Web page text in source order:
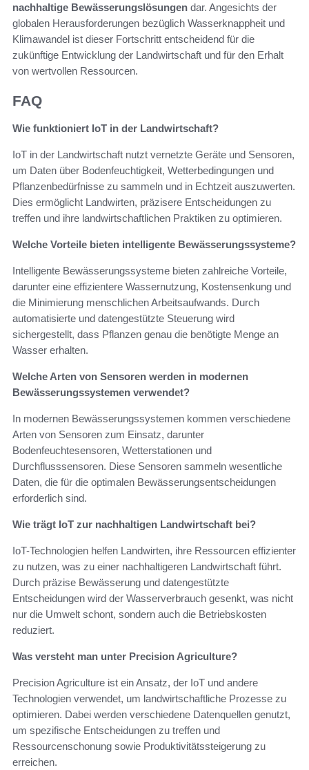
nachhaltige Bewässerungslösungen dar. Angesichts der
globalen Herausforderungen bezüglich Wasserknappheit und
Klimawandel ist dieser Fortschritt entscheidend für die
zukünftige Entwicklung der Landwirtschaft und für den Erhalt
von wertvollen Ressourcen.
FAQ
Wie funktioniert IoT in der Landwirtschaft?
IoT in der Landwirtschaft nutzt vernetzte Geräte und Sensoren,
um Daten über Bodenfeuchtigkeit, Wetterbedingungen und
Pflanzenbedürfnisse zu sammeln und in Echtzeit auszuwerten.
Dies ermöglicht Landwirten, präzisere Entscheidungen zu
treffen und ihre landwirtschaftlichen Praktiken zu optimieren.
Welche Vorteile bieten intelligente Bewässerungssysteme?
Intelligente Bewässerungssysteme bieten zahlreiche Vorteile,
darunter eine effizientere Wassernutzung, Kostensenkung und
die Minimierung menschlichen Arbeitsaufwands. Durch
automatisierte und datengestützte Steuerung wird
sichergestellt, dass Pflanzen genau die benötigte Menge an
Wasser erhalten.
Welche Arten von Sensoren werden in modernen
Bewässerungssystemen verwendet?
In modernen Bewässerungssystemen kommen verschiedene
Arten von Sensoren zum Einsatz, darunter
Bodenfeuchtesensoren, Wetterstationen und
Durchflusssensoren. Diese Sensoren sammeln wesentliche
Daten, die für die optimalen Bewässerungsentscheidungen
erforderlich sind.
Wie trägt IoT zur nachhaltigen Landwirtschaft bei?
IoT-Technologien helfen Landwirten, ihre Ressourcen effizienter
zu nutzen, was zu einer nachhaltigeren Landwirtschaft führt.
Durch präzise Bewässerung und datengestützte
Entscheidungen wird der Wasserverbrauch gesenkt, was nicht
nur die Umwelt schont, sondern auch die Betriebskosten
reduziert.
Was versteht man unter Precision Agriculture?
Precision Agriculture ist ein Ansatz, der IoT und andere
Technologien verwendet, um landwirtschaftliche Prozesse zu
optimieren. Dabei werden verschiedene Datenquellen genutzt,
um spezifische Entscheidungen zu treffen und
Ressourcenschonung sowie Produktivitätssteigerung zu
erreichen.